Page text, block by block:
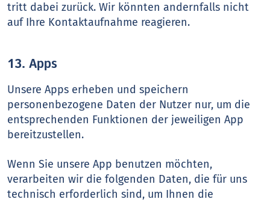
tritt dabei zurück. Wir könnten andernfalls nicht
auf Ihre Kontaktaufnahme reagieren.
13. Apps
Unsere Apps erheben und speichern
personenbezogene Daten der Nutzer nur, um die
entsprechenden Funktionen der jeweiligen App
bereitzustellen.
Wenn Sie unsere App benutzen möchten,
verarbeiten wir die folgenden Daten, die für uns
technisch erforderlich sind, um Ihnen die